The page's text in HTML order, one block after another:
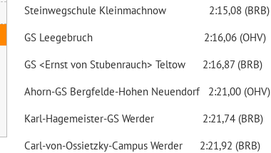
Steinwegschule Kleinmachnow 2:15,08 (BRB)
GS Leegebruch 2:16,06 (OHV)
GS <Ernst von Stubenrauch> Teltow 2:16,87 (BRB)
Ahorn-GS Bergfelde-Hohen Neuendorf 2:21,00 (OHV)
Karl-Hagemeister-GS Werder 2:21,74 (BRB)
Carl-von-Ossietzky-Campus Werder 2:21,92 (BRB)